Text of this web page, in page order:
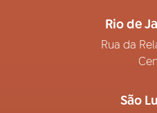
Rio de
Rua da
São